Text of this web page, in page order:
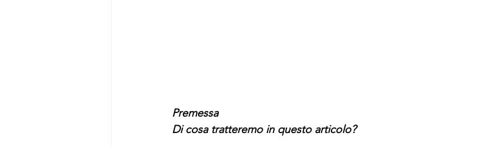
Premessa
Di cosa tratteremo in questo articolo?